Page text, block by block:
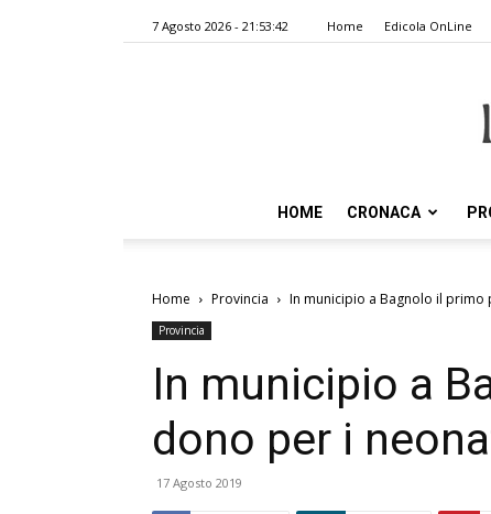
7 Agosto 2026 - 21:53:42 Home Edicola OnLine
HOME CRONACA
Home Provincia In municipio a Bagnolo il
Provincia
In municipio a
dono per i
17 Agosto 2019